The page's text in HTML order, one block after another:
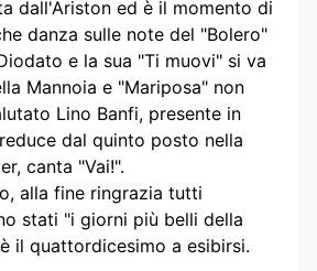
dall'Ariston ed è il momento di
danza sulle note del "Bolero"
e la sua "Ti muovi" si va
Mannoia e "Mariposa" non
Lino Banfi, presente in
dal quinto posto nella
canta "Vai!".
alla fine ringrazia tutti
stati "i giorni più belli della
il quattordicesimo a esibirsi.